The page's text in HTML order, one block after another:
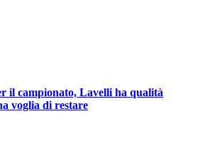
il campionato, Lavelli ha qualità
voglia di restare